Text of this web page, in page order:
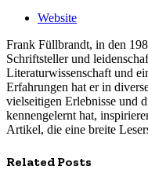
Website
Frank Füllbrandt, in den
Schriftsteller und
Literaturwissenschaft und
Erfahrungen hat er in
vielseitigen Erlebnisse und
kennengelernt hat,
Artikel, die eine breite
Related Posts